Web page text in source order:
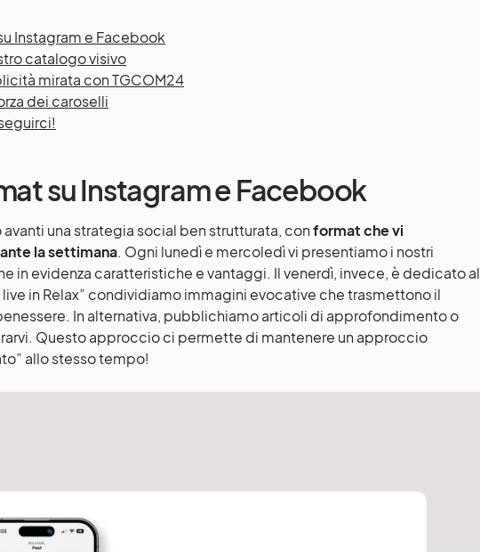
Instagram e Facebook
catalogo visivo
mirata con TGCOM24
dei caroselli
su Instagram e Facebook
una strategia social ben strutturata, conformat che vi
la settimana. Ogni lunedì e mercoledì vi presentiamo i nostri
in evidenza caratteristiche e vantaggi. Il venerdì, invece, è dedicato al
live in Relax” condividiamo immagini evocative che trasmettono il
In alternativa, pubblichiamo articoli di approfondimento o
Questo approccio ci permette di mantenere un approccio
allo stesso tempo!